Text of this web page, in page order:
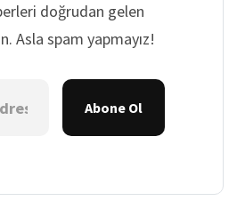
doğrudan gelen
Asla spam yapmayız!
Abone Ol